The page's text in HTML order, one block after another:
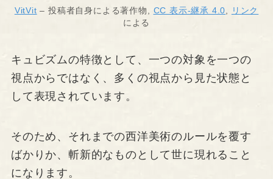
VitVit – 投稿者自身による著作物, CC 表示-継承 4.0,
リンク
による
キュビズムの特徴として、一つの対象を一つの
視点からではなく、多くの視点から見た状態と
して表現されています。
そのため、それまでの西洋美術のルールを覆す
ばかりか、斬新的なものとして世に現れること
になります。